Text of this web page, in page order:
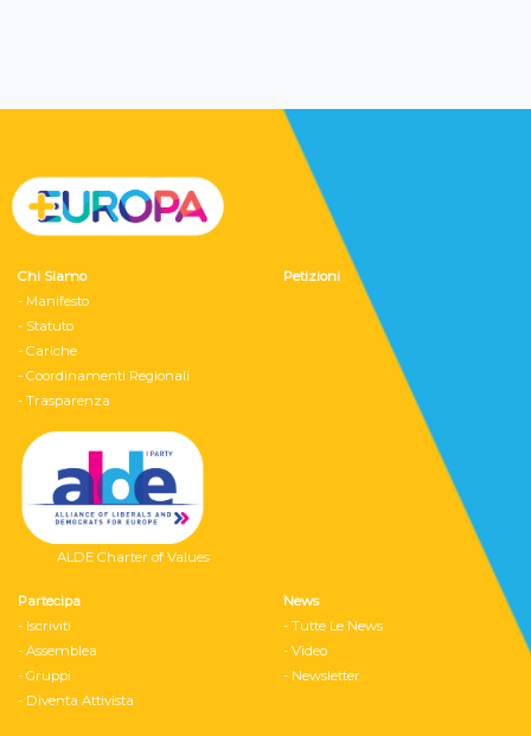
Chi Siamo
- Manifesto
- Statuto
- Cariche
- Coordinamenti Regionali
- Trasparenza
ALDE Charter of Values
Petizioni
Partecipa
- Iscriviti
- Assemblea
- Gruppi
- Diventa Attivista
News
- Tutte Le News
- Video
- Newsletter